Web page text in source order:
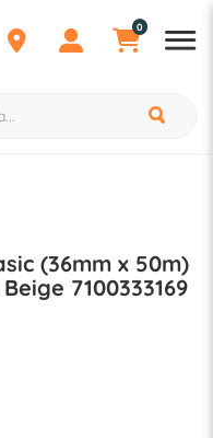
0
(36mm x 50m)
7100333169